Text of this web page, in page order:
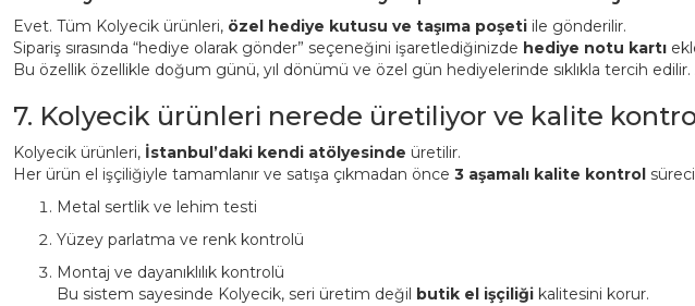
Evet. Tüm Kolyecik ürünleri, özel hediye kutusu ve taşıma poşeti ile gönderilir.
Sipariş sırasında “hediye olarak gönder” seçeneğini işaretlediğinizde hediye notu kartı
Bu özellik özellikle doğum günü, yıl dönümü ve özel gün hediyelerinde sıklıkla tercih
7. Kolyecik ürünleri nerede üretiliyor ve kalite
Kolyecik ürünleri, İstanbul’daki kendi atölyesinde üretilir.
Her ürün el işçiliğiyle tamamlanır ve satışa çıkmadan önce 3 aşamalı kalite kontrol
Metal sertlik ve lehim testi
Yüzey parlatma ve renk kontrolü
Montaj ve dayanıklılık kontrolü
Bu sistem sayesinde Kolyecik, seri üretim değil butik el işçiliği kalitesini korur.